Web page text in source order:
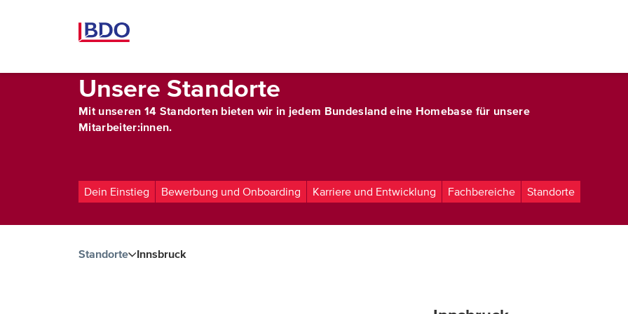
Unsere Standorte
Mit unseren 14 Standorten bieten wir in jedem Bundesland eine Homebase für unsere
Mitarbeiter:innen.
Dein Einstieg Bewerbung und Onboarding Karriere und Entwicklung Fachbereiche Standorte
Standorte Innsbruck